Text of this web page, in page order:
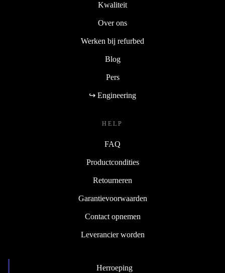
Kwaliteit
Over ons
Werken bij refurbed
Blog
Pers
↪ Engineering
HELP
FAQ
Productcondities
Retourneren
Garantievoorwaarden
Contact opnemen
Leverancier worden
Herroeping